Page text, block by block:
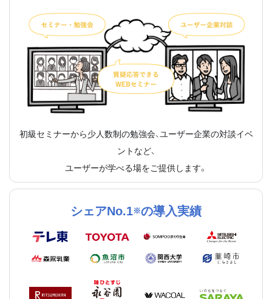
初級セミナーから少人数制の勉強会、ユーザー企業の対談イベ
ントなど、
ユーザーが学べる場をご提供します。
シェアNo.1※の導入実績